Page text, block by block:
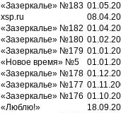
«Зазеркалье» №183
xsp.ru
«Зазеркалье» №182
«Зазеркалье» №180
«Зазеркалье» №179
«Новое время» №5
«Зазеркалье» №178
«Зазеркалье» №177
«Зазеркалье» №176
«Люблю!»